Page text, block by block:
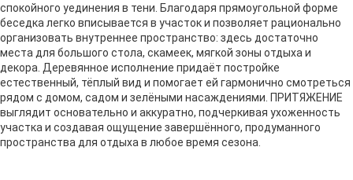
спокойного уединения в тени. Благодаря прямоугольной форме
беседка легко вписывается в участок и позволяет рационально
организовать внутреннее пространство: здесь достаточно
места для большого стола, скамеек, мягкой зоны отдыха и
декора. Деревянное исполнение придаёт постройке
естественный, тёплый вид и помогает ей гармонично смотреться
рядом с домом, садом и зелёными насаждениями. ПРИТЯЖЕНИЕ
выглядит основательно и аккуратно, подчеркивая ухоженность
участка и создавая ощущение завершённого, продуманного
пространства для отдыха в любое время сезона.